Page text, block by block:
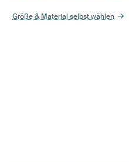
Größe & Material selbst wählen